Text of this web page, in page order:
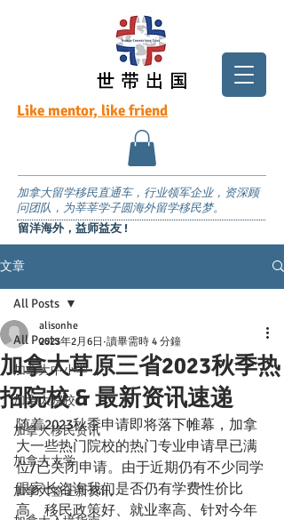
Like mentor, like friend
加拿大留学移民直通车，行业领军企业，资深顾
问团队，为莘莘学子圆海外留学移民梦。
留洋海外，益师益友 !
文章
All Posts
加拿大中小学
加拿大院校
加拿大移民资讯
加拿大大学
加拿大签证新资讯
All Posts
加拿大草原三省2023秋季热
招院校 & 最新资讯速递
alisonhe
2023年2月6日 讀畢需時 4 分鐘
随着2023秋季申请即将落下帷幕，加拿
大一些热门院校的热门专业申请早已满
位/已关闭申请。由于近期仍有不少同学
跟家长咨询我们是否仍有学费性价比
高、移民政策好、就业率高、针对今年